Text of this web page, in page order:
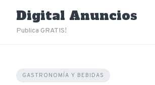
content
Digital Anuncios
Publica GRATIS!
GASTRONOMÍA Y BEBIDAS